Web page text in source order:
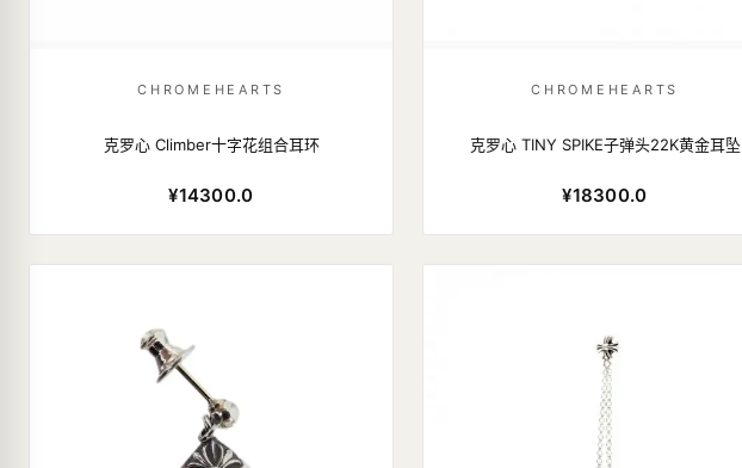
CHROMEHEARTS
克罗心 Climber十字花组合耳环
¥14300.0
CHROMEHEARTS
克罗心 TINY SPIKE子弹头22K黄金耳坠
¥18300.0